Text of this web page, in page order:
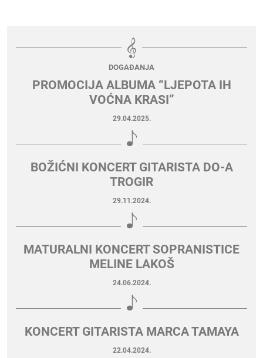
DOGAĐANJA
PROMOCIJA ALBUMA “LJEPOTA IH
VOĆNA KRASI”
29.04.2025.
BOŽIĆNI KONCERT GITARISTA DO-A
TROGIR
29.11.2024.
MATURALNI KONCERT SOPRANISTICE
MELINE LAKOŠ
24.06.2024.
KONCERT GITARISTA MARCA TAMAYA
22.04.2024.